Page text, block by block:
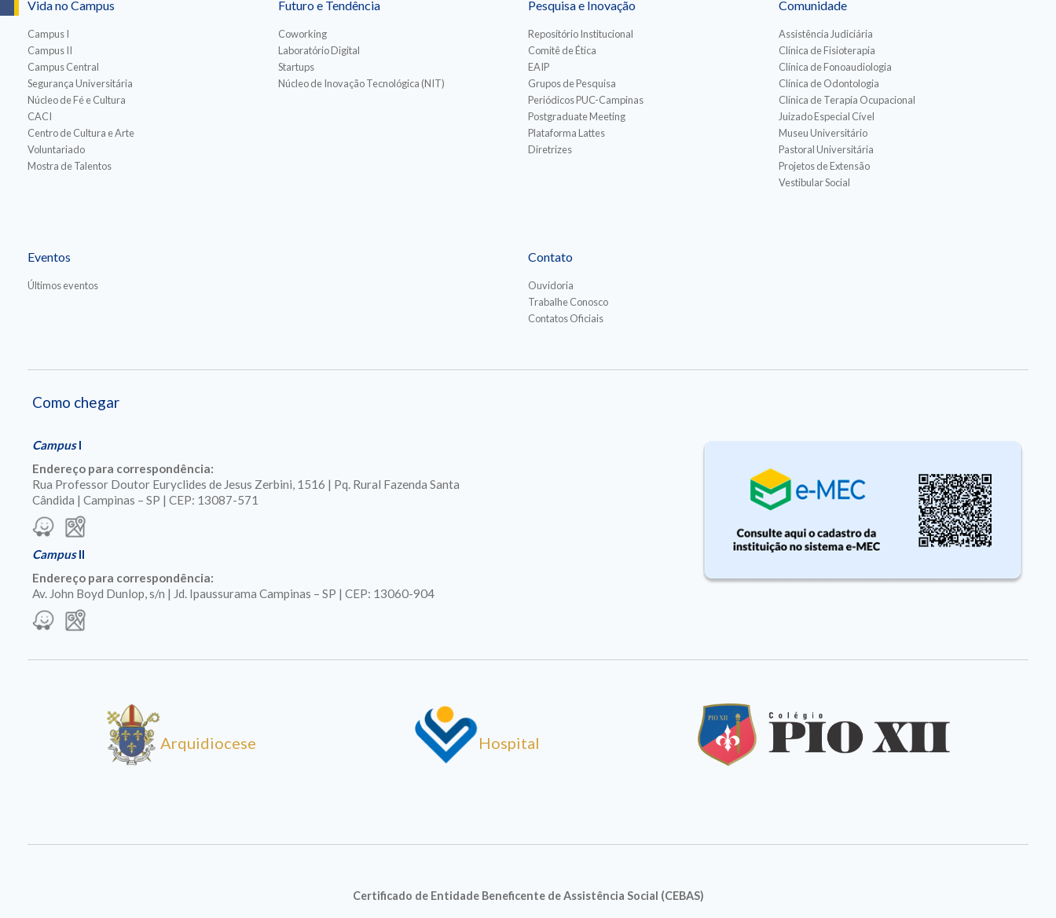
Vida no Campus
Campus I
Campus II
Campus Central
Segurança Universitária
Núcleo de Fé e Cultura
CACI
Centro de Cultura e Arte
Voluntariado
Mostra de Talentos
Futuro e Tendência
Coworking
Laboratório Digital
Startups
Núcleo de Inovação Tecnológica (NIT)
Pesquisa e Inovação
Repositório Institucional
Comitê de Ética
EAIP
Grupos de Pesquisa
Periódicos PUC-Campinas
Postgraduate Meeting
Plataforma Lattes
Diretrizes
Comunidade
Assistência Judiciária
Clínica de Fisioterapia
Clínica de Fonoaudiologia
Clínica de Odontologia
Clínica de Terapia Ocupacional
Juizado Especial Cível
Museu Universitário
Pastoral Universitária
Projetos de Extensão
Vestibular Social
Eventos
Últimos eventos
Contato
Ouvidoria
Trabalhe Conosco
Contatos Oficiais
Como chegar
CampusI
Endereço para correspondência:
Rua Professor Doutor Euryclides de Jesus Zerbini, 1516 | Pq. Rural Fazenda Santa
Cândida | Campinas – SP | CEP: 13087-571
CampusII
Endereço para correspondência:
Av. John Boyd Dunlop, s/n | Jd. Ipaussurama Campinas – SP | CEP: 13060-904
Arquidiocese Hospital
Certificado de Entidade Beneficente de Assistência Social (CEBAS)